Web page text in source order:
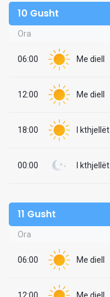
10 Gusht
Ora
06:00 Me diell
12:00 Me diell
18:00 I kthjellët
00:00 I kthjellët
11 Gusht
Ora
06:00 Me diell